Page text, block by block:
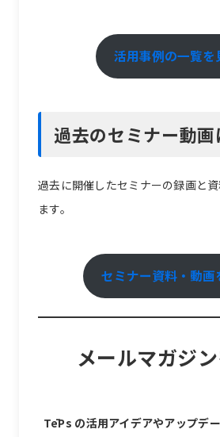
活用事例の一覧を
過去のセミナー動画
過去に開催したセミナーの録画と
ます。
セミナー資料・動画
メールマガジ
TēPs の活用アイデアやアップデ